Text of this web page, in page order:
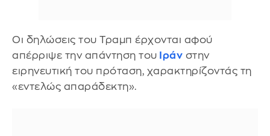
Οι δηλώσεις του Τραμπ έρχονται αφού
απέρριψε την απάντηση του Ιράν στην
ειρηνευτική του πρόταση, χαρακτηρίζοντάς τη
«εντελώς απαράδεκτη».